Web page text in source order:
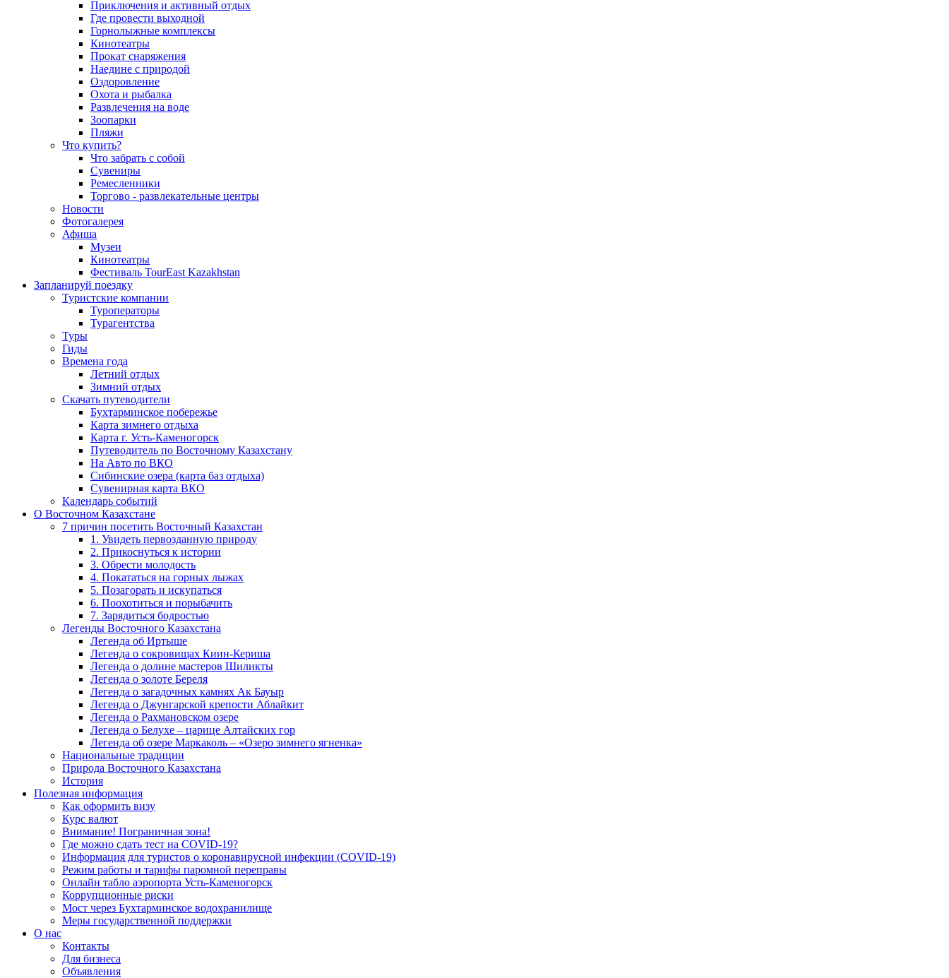
Приключения и активный отдых
Где провести выходной
Горнолыжные комплексы
Кинотеатры
Прокат снаряжения
Наедине с природой
Оздоровление
Охота и рыбалка
Развлечения на воде
Зоопарки
Пляжи
Что купить?
Что забрать с собой
Сувениры
Ремесленники
Торгово - развлекательные центры
Новости
Фотогалерея
Афиша
Музеи
Кинотеатры
Фестиваль TourEast Kazakhstan
Запланируй поездку
Туристские компании
Туроператоры
Турагентства
Туры
Гиды
Времена года
Летний отдых
Зимний отдых
Скачать путеводители
Бухтарминское побережье
Карта зимнего отдыха
Карта г. Усть-Каменогорск
Путеводитель по Восточному Казахстану
На Авто по ВКО
Сибинские озера (карта баз отдыха)
Сувенирная карта ВКО
Календарь событий
О Восточном Казахстане
7 причин посетить Восточный Казахстан
1. Увидеть первозданную природу
2. Прикоснуться к истории
3. Обрести молодость
4. Покататься на горных лыжах
5. Позагорать и искупаться
6. Поохотиться и порыбачить
7. Зарядиться бодростью
Легенды Восточного Казахстана
Легенда об Иртыше
Легенда о сокровищах Киин-Кериша
Легенда о долине мастеров Шиликты
Легенда о золоте Береля
Легенда о загадочных камнях Ак Бауыр
Легенда о Джунгарской крепости Аблайкит
Легенда о Рахмановском озере
Легенда о Белухе – царице Алтайских гор
Легенда об озере Маркаколь – «Озеро зимнего ягненка»
Национальные традиции
Природа Восточного Казахстана
История
Полезная информация
Как оформить визу
Курс валют
Внимание! Пограничная зона!
Где можно сдать тест на COVID-19?
Информация для туристов о коронавирусной инфекции (COVID-19)
Режим работы и тарифы паромной переправы
Онлайн табло аэропорта Усть-Каменогорск
Коррупционные риски
Мост через Бухтарминское водохранилище
Меры государственной поддержки
О нас
Контакты
Для бизнеса
Объявления